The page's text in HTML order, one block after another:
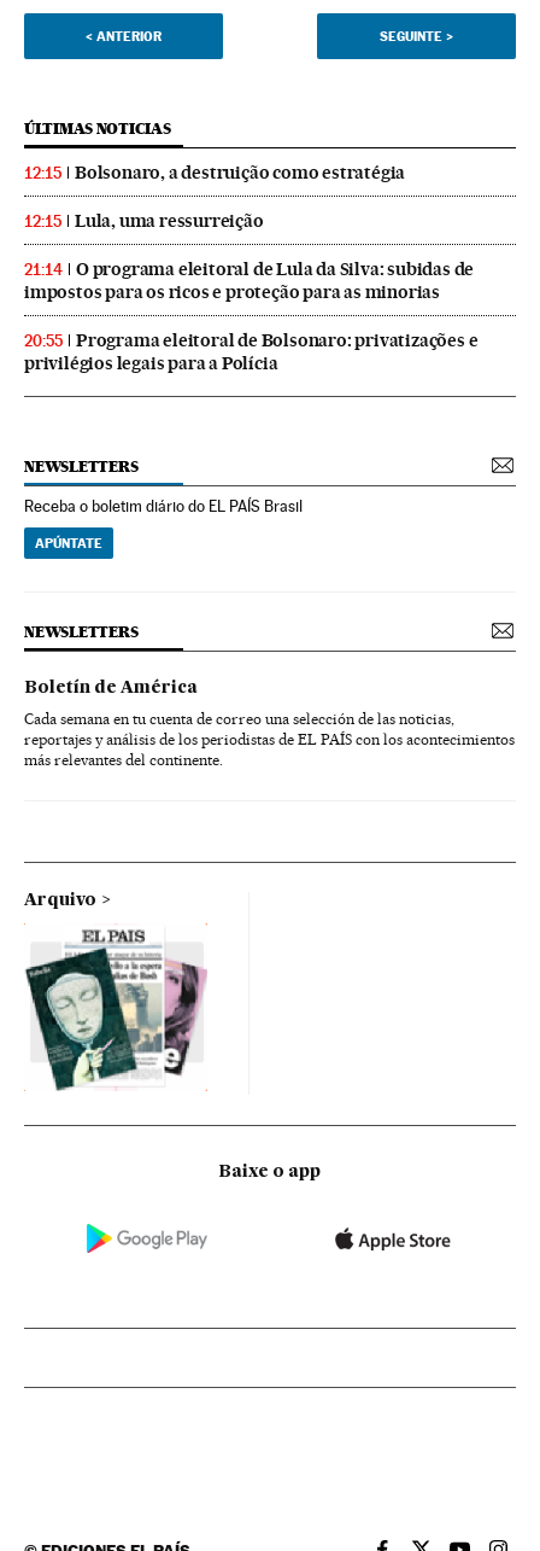
< ANTERIOR SEGUINTE >
ÚLTIMAS NOTICIAS
12:15 Bolsonaro, a destruição como estratégia
12:15 Lula, uma ressurreição
21:14
O programa eleitoral de Lula da Silva: subidas de
impostos para os ricos e proteção para as minorias
20:55
Programa eleitoral de Bolsonaro: privatizações e
privilégios legais para a Polícia
NEWSLETTERS
Receba o boletim diário do EL PAÍS Brasil
APÚNTATE
NEWSLETTERS
Boletín de América
Cada semana en tu cuenta de correo una selección de las noticias,
reportajes y análisis de los periodistas de EL PAÍS con los acontecimientos
más relevantes del continente.
Arquivo
Baixe o app